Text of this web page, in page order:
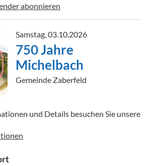
abonnieren
Samstag, 03.10.2026
750 Jahre
Michelbach
Gemeinde Zaberfeld
und Details besuchen Sie unsere